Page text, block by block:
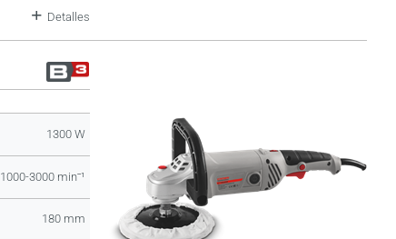
Detalles
1300 W
1000-3000 minˉ¹
180 mm